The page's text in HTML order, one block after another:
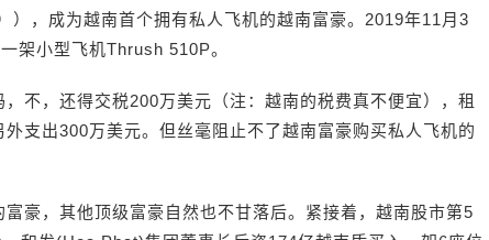
），成为越南首个拥有私人飞机的越南富豪。2019年11月3
架小型飞机Thrush 510P。
不，还得交税200万美元（注：越南的税费真不便宜），租
支出300万美元。但丝毫阻止不了越南富豪购买私人飞机的
豪，其他顶级富豪自然也不甘落后。紧接着，越南股市第5